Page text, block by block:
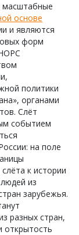
масштабные
основе
и являются
форм
политики
органами
Слёт
событием
на поле
к истории
из
зарубежья.
разных стран,
открытость